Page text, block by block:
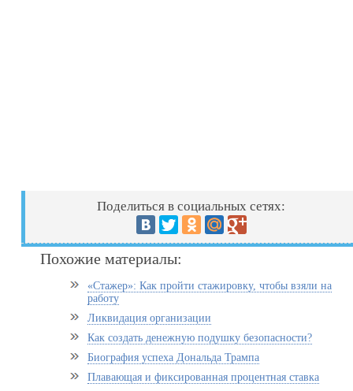
Поделиться в социальных сетях:
Похожие материалы:
«Стажер»: Как пройти стажировку, чтобы взяли на
работу
Ликвидация организации
Как создать денежную подушку безопасности?
Биография успеха Дональда Трампа
Плавающая и фиксированная процентная ставка